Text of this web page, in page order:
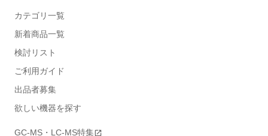
カテゴリ一覧
新着商品一覧
検討リスト
ご利用ガイド
出品者募集
欲しい機器を探す
GC-MS・LC-MS特集